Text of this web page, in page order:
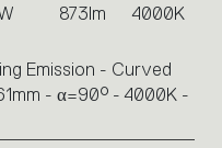
873lm 4000K
Emission - Curved
- α=90° - 4000K -